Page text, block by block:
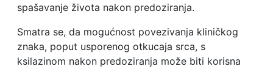
spašavanje života nakon predoziranja.
Smatra se, da mogućnost povezivanja kliničkog
znaka, poput usporenog otkucaja srca, s
ksilazinom nakon predoziranja može biti korisna